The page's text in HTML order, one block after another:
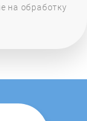
на обработку